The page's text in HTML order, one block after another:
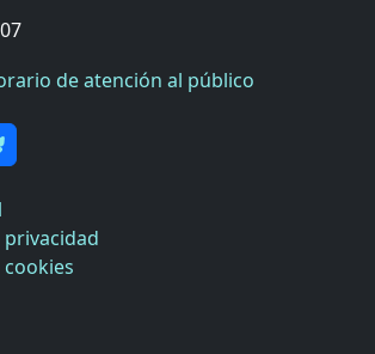
de atención al público